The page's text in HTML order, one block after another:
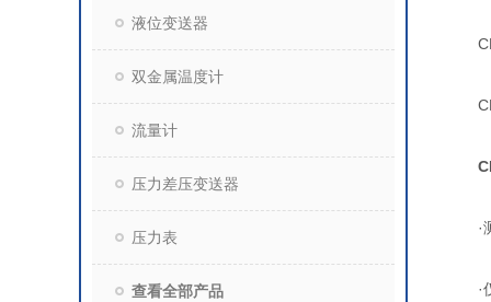
液位变送器
双金属温度计
流量计
压力差压变送器
压力表
查看全部产品
·测
·仅